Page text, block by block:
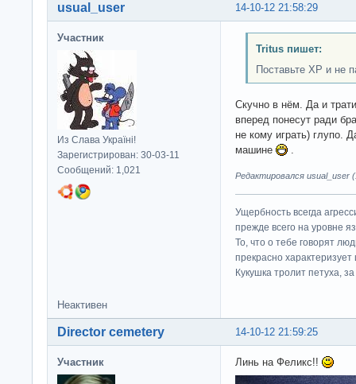
14-10-12 21:58:29
usual_user
Участник
Из Слава Україні!
Зарегистрирован: 30-03-11
Сообщений: 1,021
Tritus пишет:
Поставьте XP и не
Скучно в нём. Да и
вперед понесут ради
не кому играть) глупо.
машине
Редактировался usual_user
Ущербность всегда
прежде всего на уровне
То, что о тебе говорят
прекрасно характеризует
Кукушка тролит петуха,
Неактивен
14-10-12 21:59:25
Director cemetery
Участник Линь на Феликс!!